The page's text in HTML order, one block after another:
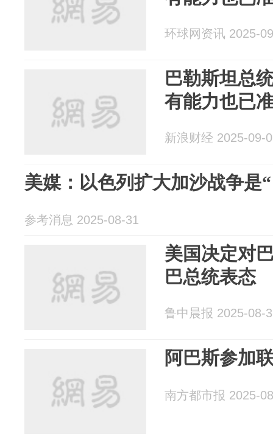
环球网资讯 2025-
巴勒斯坦总
有能力也已
新浪财经 2025-09-
美媒：以色列扩大加沙战争是
参考消息 2025-08-31
美国决定对
巴总统表态
鲁中晨报 2025-08-
阿巴斯参加
南方都市报 2025-